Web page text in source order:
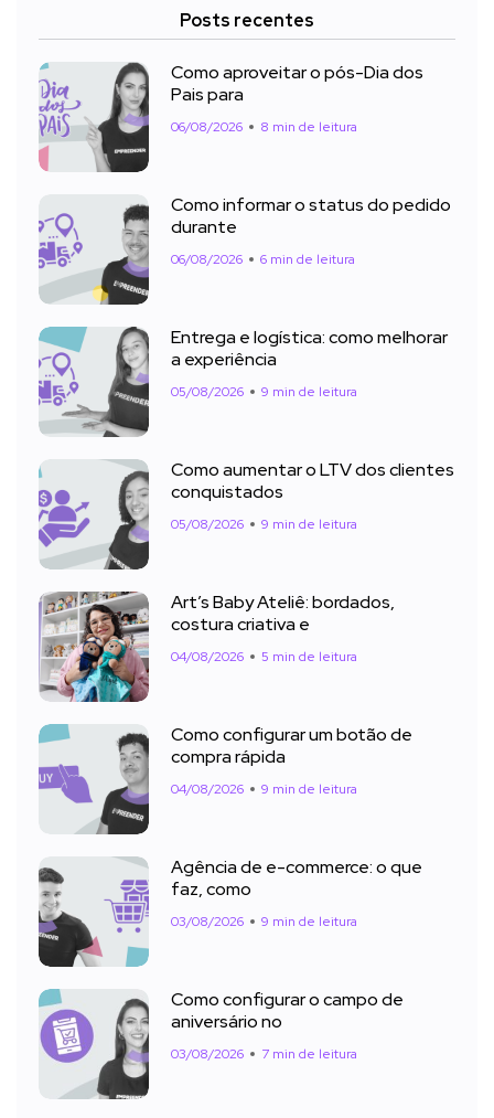
Posts recentes
Como aproveitar o pós-Dia dos
Pais para
06/08/2026 8 min de leitura
Como informar o status do pedido
durante
06/08/2026 6 min de leitura
Entrega e logística: como melhorar
a experiência
05/08/2026 9 min de leitura
Como aumentar o LTV dos clientes
conquistados
05/08/2026 9 min de leitura
Art’s Baby Ateliê: bordados,
costura criativa e
04/08/2026 5 min de leitura
Como configurar um botão de
compra rápida
04/08/2026 9 min de leitura
Agência de e-commerce: o que
faz, como
03/08/2026 9 min de leitura
Como configurar o campo de
aniversário no
03/08/2026 7 min de leitura